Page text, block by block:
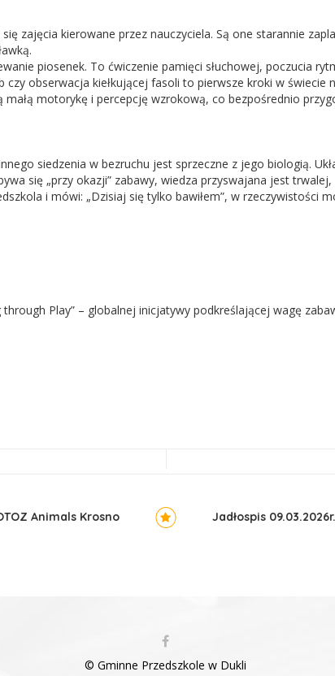
zajęcia kierowane przez nauczyciela. Są one starannie
piosenek. To ćwiczenie pamięci słuchowej, poczucia
czy obserwacja kiełkującej fasoli to pierwsze kroki w świecie
małą motorykę i percepcję wzrokową, co bezpośrednio
siedzenia w bezruchu jest sprzeczne z jego biologią.
się „przy okazji” zabawy, wiedza przyswajana jest
i mówi: „Dzisiaj się tylko bawiłem”, w rzeczywistości
through Play” – globalnej inicjatywy podkreślającej wagę
Animals Krosno Jadłospis 09.03.2026r.
© Gminne Przedszkole w Dukli